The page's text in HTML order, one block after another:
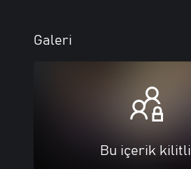
Galeri
Bu içerik kilitli